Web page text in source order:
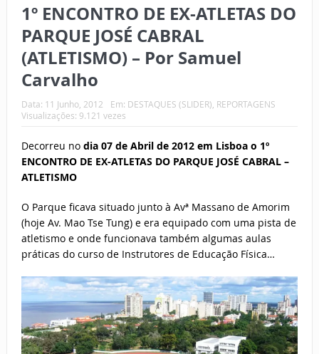
1º ENCONTRO DE EX-ATLETAS DO
PARQUE JOSÉ CABRAL
(ATLETISMO) – Por Samuel
Carvalho
Data: 11 Junho, 2012 Em: DESTAQUES (SLIDER) REPORTAGENS
Visualizações: 9.121 vezes
Decorreu no dia 07 de Abril de 2012 em Lisboa o 1º
ENCONTRO DE EX-ATLETAS DO PARQUE JOSÉ CABRAL –
ATLETISMO
O Parque ficava situado junto à Avª Massano de Amorim
(hoje Av. Mao Tse Tung) e era equipado com uma pista de
atletismo e onde funcionava também algumas aulas
práticas do curso de Instrutores de Educação Física…